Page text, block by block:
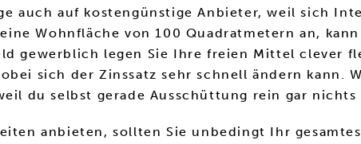
auch auf kostengünstige Anbieter, weil sich
Wohnfläche von 100 Quadratmetern an,
gewerblich legen Sie Ihre freien Mittel clever
sich der Zinssatz sehr schnell ändern kann.
du selbst gerade Ausschüttung rein gar
anbieten, sollten Sie unbedingt Ihr